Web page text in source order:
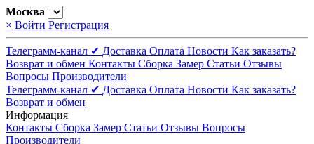
Москва
× Войти Регистрация
Телеграмм-канал ✔ Доставка Оплата Новости Как заказать?
Возврат и обмен Контакты Сборка Замер Статьи Отзывы
Вопросы Производители
Телеграмм-канал ✔ Доставка Оплата Новости Как заказать?
Возврат и обмен
Информация
Контакты Сборка Замер Статьи Отзывы Вопросы
Производители